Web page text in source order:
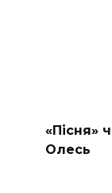
«Пісня»
Олесь